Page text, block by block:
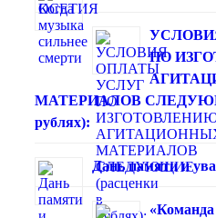
ПО
МАТЕРИАЛОВ
рублях):
Дань памяти и
«Команда